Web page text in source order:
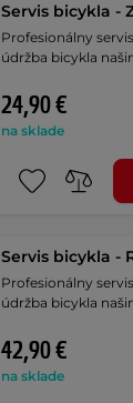
Servis bicykla -
Profesionálny
údržba bicykla
24,90 €
na sklade
Servis bicykla -
Profesionálny
údržba bicykla
42,90 €
na sklade